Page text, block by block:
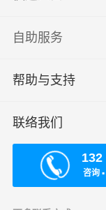
自助服务
帮助与支持
联络我们
132
咨询